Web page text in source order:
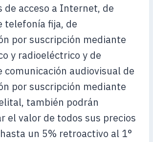
de acceso a Internet, de
telefonía fija, de
por suscripción mediante
y radioeléctrico y de
comunicación audiovisual de
por suscripción mediante
también podrán
el valor de todos sus precios
un 5% retroactivo al 1°